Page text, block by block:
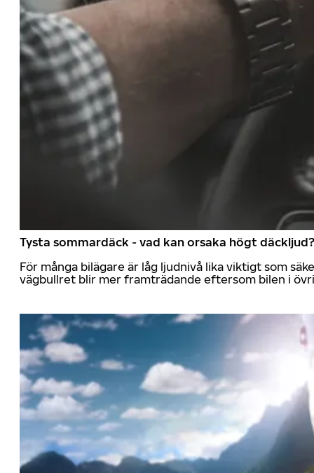
Tysta sommardäck - vad kan orsaka högt däckljud?
För många bilägare är låg ljudnivå lika viktigt som
vägbullret blir mer framträdande eftersom bilen i